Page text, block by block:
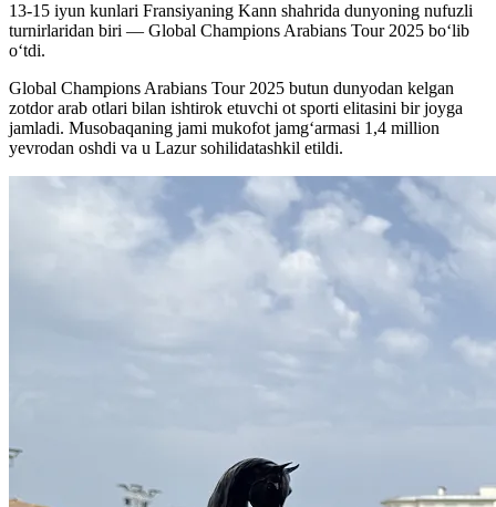
13-15 iyun kunlari Fransiyaning Kann shahrida dunyoning nufuzli
turnirlaridan biri — Global Champions Arabians Tour 2025 bo‘lib
o‘tdi.
Global Champions Arabians Tour 2025 butun dunyodan kelgan
zotdor arab otlari bilan ishtirok etuvchi ot sporti elitasini bir joyga
jamladi. Musobaqaning jami mukofot jamg‘armasi 1,4 million
yevrodan oshdi va u Lazur sohilidatashkil etildi.